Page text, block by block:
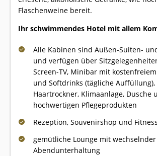
Flaschenweine bereit.
Ihr schwimmendes Hotel mit allem
Alle Kabinen sind Außen-Suiten-
und verfügen über
Screen-TV, Minibar mit
und Softdrinks (tägliche Auffüllung),
Haartrockner, Klimaanlage, Dusche
hochwertigen Pflegeprodukten
Rezeption, Souvenirshop und
gemütliche Lounge mit wechselnder
Abendunterhaltung